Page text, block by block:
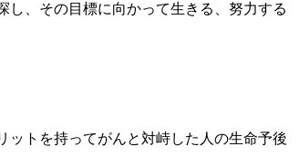
し、その目標に向かって生きる、努力する
ットを持ってがんと対峙した人の生命予後